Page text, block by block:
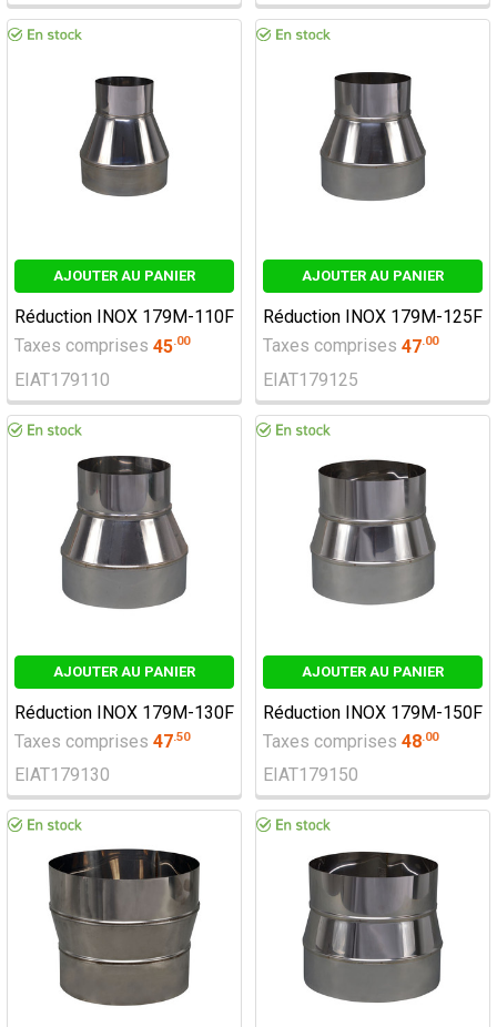
AJOUTER AU PANIER
Réduction INOX 179M-110F
Taxes comprises 45.00
EIAT179110
AJOUTER AU PANIER
Réduction INOX 179M-125F
Taxes comprises 47.00
EIAT179125
AJOUTER AU PANIER
Réduction INOX 179M-130F
Taxes comprises 47.50
EIAT179130
AJOUTER AU PANIER
Réduction INOX 179M-150F
Taxes comprises 48.00
EIAT179150